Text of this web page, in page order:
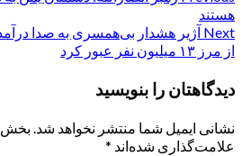
navigation
هستند
Next آژیر هشدار بی‌همسری به صدا
از مرز ۱۳ میلیون نفر عبور کرد
دیدگاهتان را بنویسید
نشانی ایمیل شما منتشر نخواهد شد.
علامت‌گذاری شده‌اند *